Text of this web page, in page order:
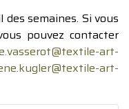
semaines. Si vous
pouvez contacter
art-
art-